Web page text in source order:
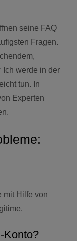
seine FAQ
Fragen.
Ich werde in der
tun. In
Experten
mit Hilfe von
Konto?